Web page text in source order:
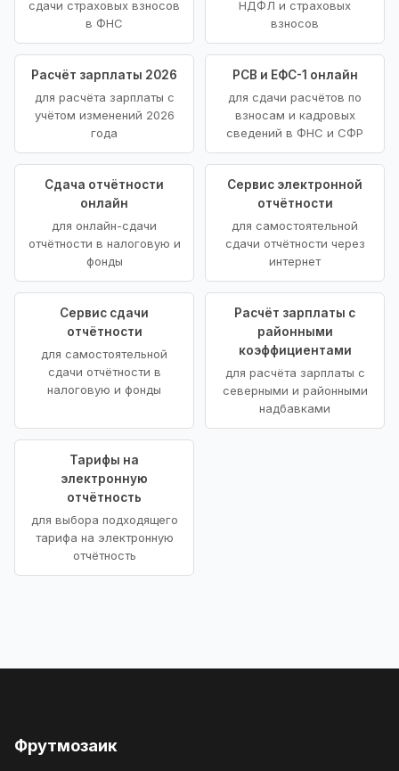
сдачи страховых взносов
в ФНС
НДФЛ и страховых
взносов
Расчёт зарплаты 2026
для расчёта зарплаты с
учётом изменений 2026
года
РСВ и ЕФС-1 онлайн
для сдачи расчётов по
взносам и кадровых
сведений в ФНС и СФР
Сдача отчётности
онлайн
для онлайн-сдачи
отчётности в налоговую и
фонды
Сервис электронной
отчётности
для самостоятельной
сдачи отчётности через
интернет
Сервис сдачи
отчётности
для самостоятельной
сдачи отчётности в
налоговую и фонды
Расчёт зарплаты с
районными
коэффициентами
для расчёта зарплаты с
северными и районными
надбавками
Тарифы на
электронную
отчётность
для выбора подходящего
тарифа на электронную
отчётность
Фрутмозаик